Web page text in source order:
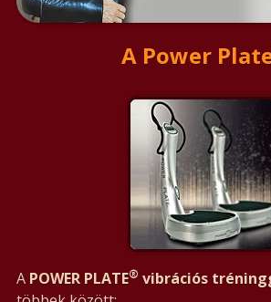
A Power
A POWER PLATE® vibrációs